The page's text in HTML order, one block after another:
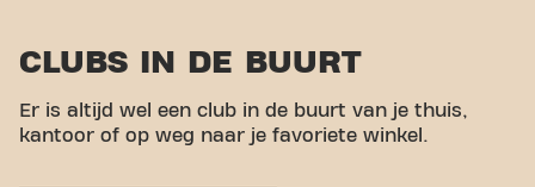
Auto:Parkeren in de straat en gratis parkeren bij
Bus:De dichtstbijzijnde bushalte is Leonardo da
Vinciplein.
CLUBS IN DE BUURT
Er is altijd wel een club in de buurt van je thuis,
kantoor of op weg naar je favoriete winkel.